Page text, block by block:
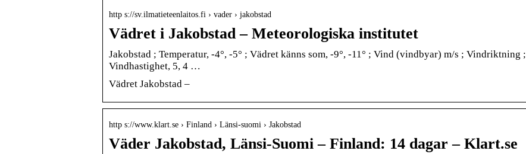
http s://sv.ilmatieteenlaitos.fi › vader › jakobstad
Vädret i Jakobstad – Meteorologiska institutet
Jakobstad ; Temperatur, -4°, -5° ; Vädret känns som, -9°, -11° ; Vind (vindbyar) m/s ; Vindriktning ;
Vindhastighet, 5, 4 …
Vädret Jakobstad –
http s://www.klart.se › Finland › Länsi-suomi › Jakobstad
Väder Jakobstad, Länsi-Suomi – Finland: 14 dagar – Klart.se